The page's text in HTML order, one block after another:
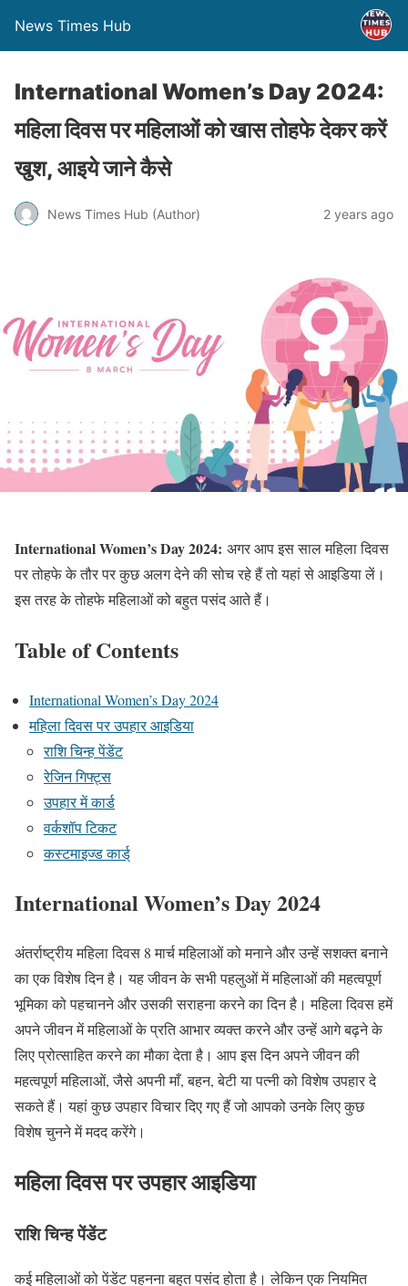
News Times Hub
International Women’s Day 2024:
महिला दिवस पर महिलाओं को खास तोहफे देकर करें
खुश, आइये जाने कैसे
News Times Hub (Author) 2 years ago
International Women’s Day 2024: अगर आप इस साल महिला दिवस
पर तोहफे के तौर पर कुछ अलग देने की सोच रहे हैं तो यहां से आइडिया लें।
इस तरह के तोहफे महिलाओं को बहुत पसंद आते हैं।
Table of Contents
International Women’s Day 2024
महिला दिवस पर उपहार आइडिया
राशि चिन्ह पेंडेंट
रेजिन गिफ्ट्स
उपहार में कार्ड
वर्कशॉप टिकट
कस्टमाइज्ड कार्ड्
International Women’s Day 2024
अंतर्राष्ट्रीय महिला दिवस 8 मार्च महिलाओं को मनाने और उन्हें सशक्त बनाने
का एक विशेष दिन है। यह जीवन के सभी पहलुओं में महिलाओं की महत्वपूर्ण
भूमिका को पहचानने और उसकी सराहना करने का दिन है। महिला दिवस हमें
अपने जीवन में महिलाओं के प्रति आभार व्यक्त करने और उन्हें आगे बढ़ने के
लिए प्रोत्साहित करने का मौका देता है। आप इस दिन अपने जीवन की
महत्वपूर्ण महिलाओं, जैसे अपनी माँ, बहन, बेटी या पत्नी को विशेष उपहार दे
सकते हैं। यहां कुछ उपहार विचार दिए गए हैं जो आपको उनके लिए कुछ
विशेष चुनने में मदद करेंगे।
महिला दिवस पर उपहार आइडिया
राशि चिन्ह पेंडेंट
कई महिलाओं को पेंडेंट पहनना बहुत पसंद होता है। लेकिन एक नियमित